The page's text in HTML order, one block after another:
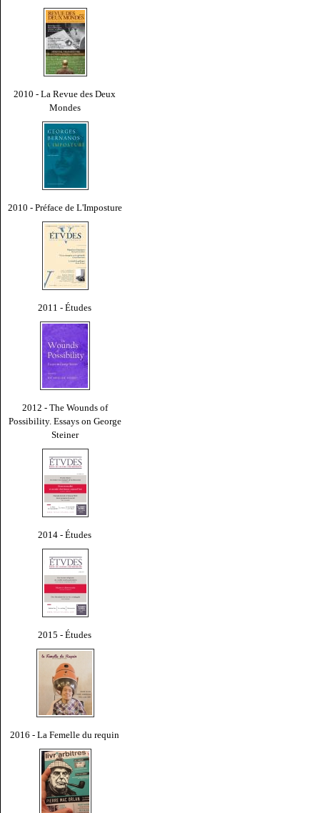
2010 - La Revue des Deux
Mondes
2010 - Préface de L'Imposture
2011 - Études
2012 - The Wounds of
Possibility. Essays on George
Steiner
2014 - Études
2015 - Études
2016 - La Femelle du requin